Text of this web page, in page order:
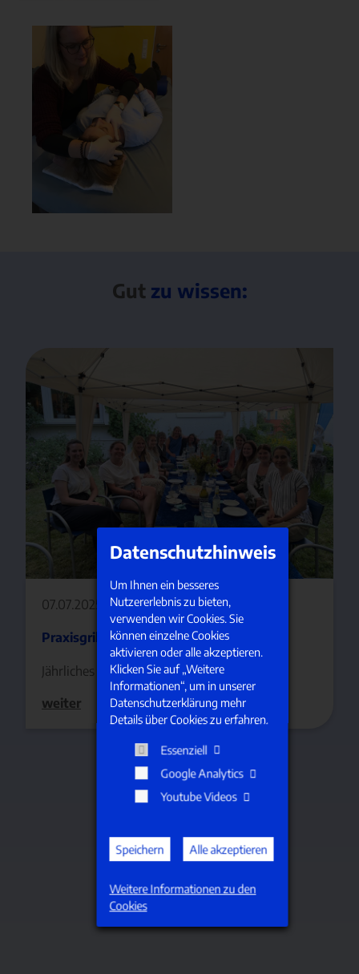
Gut zu wissen:
07.07.2025
Praxisgrillen 2025
Jährliches Sommergrillen
weiter
Datenschutzhinweis
Um Ihnen ein besseres
Nutzererlebnis zu bieten,
verwenden wir Cookies. Sie
können einzelne Cookies
aktivieren oder alle akzeptieren.
Klicken Sie auf „Weitere
Informationen“, um in unserer
Datenschutzerklärung mehr
Details über Cookies zu erfahren.
Essenziell
Google Analytics
Youtube Videos
Speichern Alle akzeptieren
Weitere Informationen zu den
Cookies